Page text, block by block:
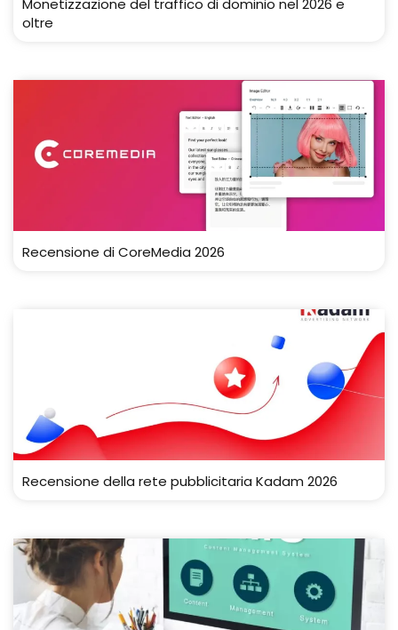
Monetizzazione del traffico di dominio nel 2026 e
oltre
Recensione di CoreMedia 2026
Recensione della rete pubblicitaria Kadam 2026